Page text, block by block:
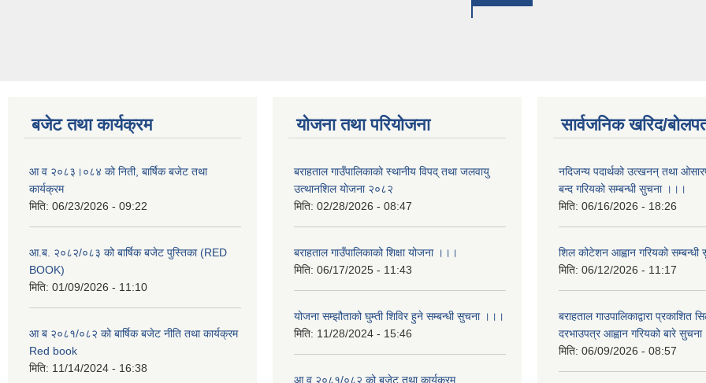
बजेट तथा कार्यक्रम
आ व २०८३।०८४ को निती, बार्षिक बजेट तथा
कार्यक्रम
मिति: 06/23/2026 - 09:22
आ.ब. २०८२/०८३ को बार्षिक बजेट पुस्तिका (RED
BOOK)
मिति: 01/09/2026 - 11:10
आ ब २०८१/०८२ को बार्षिक बजेट नीति तथा कार्यक्रम
Red book
मिति: 11/14/2024 - 16:38
योजना तथा परियोजना
बराहताल गाउँपालिकाकाे स्थानीय विपद् तथा जलवायु
उत्थानशिल याेजना २०८२
मिति: 02/28/2026 - 08:47
बराहताल गाउँपालिकाको शिक्षा योजना ।।।
मिति: 06/17/2025 - 11:43
योजना सम्झौताको घुम्ती शिविर हुने सम्बन्धी सुचना ।।।
मिति: 11/28/2024 - 15:46
आ व २०८१/०८२ को बजेट तथा कार्यक्रम
सार्वजनिक खरिद/
नदिजन्य पदार्थको उत्खनन् तथा
बन्द गरियको सम्बन्धी सुचना ।।।
मिति: 06/16/2026 - 18:26
शिल कोटेशन आह्वान गरियको
मिति: 06/12/2026 - 11:17
बराहताल गाउपालिकाद्वारा प्रकाशित
दरभाउपत्र आह्वान गरियको बारे
मिति: 06/09/2026 - 08:57